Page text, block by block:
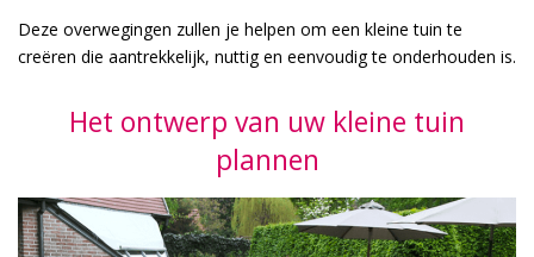
Deze overwegingen zullen je helpen om een kleine tuin te
creëren die aantrekkelijk, nuttig en eenvoudig te onderhouden is.
Het ontwerp van uw kleine tuin
plannen